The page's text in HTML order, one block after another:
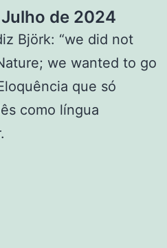
de 2024
Björk: “we did not
we wanted to go
que só
como língua